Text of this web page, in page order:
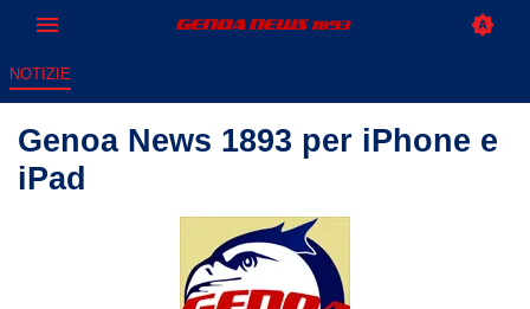
NOTIZIE
Genoa News 1893 per iPhone e
iPad